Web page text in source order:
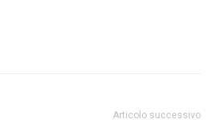
Articolo successivo